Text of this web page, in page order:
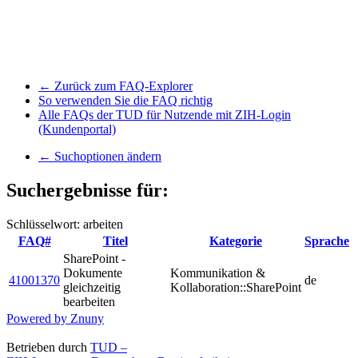
← Zurück zum FAQ-Explorer
So verwenden Sie die FAQ richtig
Alle FAQs der TUD für Nutzende mit ZIH-Login
(Kundenportal)
← Suchoptionen ändern
Suchergebnisse für:
Schlüsselwort: arbeiten
FAQ#
Titel Kategorie Sprache
41001370
SharePoint -
Dokumente
gleichzeitig
bearbeiten
Kommunikation &
Kollaboration::SharePoint
de
Powered by Znuny
Betrieben durch TUD –